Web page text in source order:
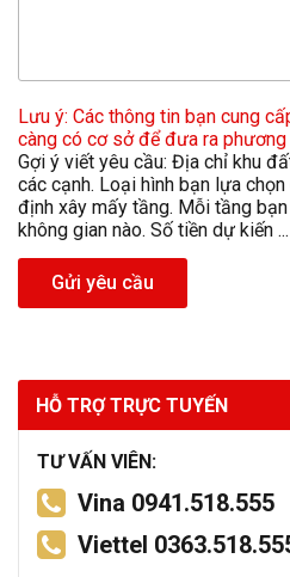
Lưu ý: Các thông tin bạn cung
càng có cơ sở để đưa ra phương
Gợi ý viết yêu cầu: Địa chỉ khu
các cạnh. Loại hình bạn lựa
định xây mấy tầng. Mỗi tầng
không gian nào. Số tiền dự kiến ...
Gửi yêu cầu
HỖ TRỢ TRỰC TUYẾN
TƯ VẤN VIÊN:
Vina 0941.518.555
Viettel